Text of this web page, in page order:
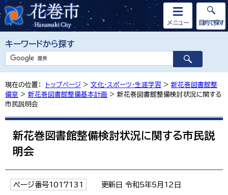
キーワードから探す
メニュー 目的で探す
現在の位置： トップページ > 文化・スポーツ・生涯学習 > 新花巻図書館整
備室 > 新花巻図書館整備基本計画 > 新花巻図書館整備検討状況に関する
市民説明会
新花巻図書館整備検討状況に関する市民説
明会
ページ番号1017131 更新日 令和5年5月12日